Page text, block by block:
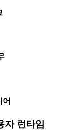
어
자 런타임